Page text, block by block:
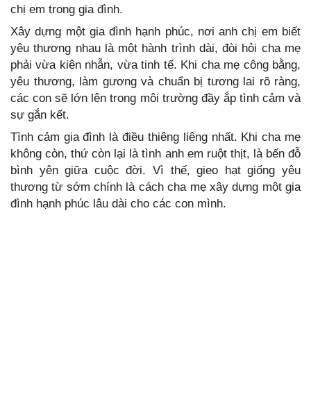
chị em trong gia đình.
Xây dựng một gia đình hạnh phúc, nơi anh chị em biết
yêu thương nhau là một hành trình dài, đòi hỏi cha mẹ
phải vừa kiên nhẫn, vừa tinh tế. Khi cha mẹ công bằng,
yêu thương, làm gương và chuẩn bị tương lai rõ ràng,
các con sẽ lớn lên trong môi trường đầy ắp tình cảm và
sự gắn kết.
Tình cảm gia đình là điều thiêng liêng nhất. Khi cha mẹ
không còn, thứ còn lại là tình anh em ruột thịt, là bến đỗ
bình yên giữa cuộc đời. Vì thế, gieo hạt giống yêu
thương từ sớm chính là cách cha mẹ xây dựng một gia
đình hạnh phúc lâu dài cho các con mình.